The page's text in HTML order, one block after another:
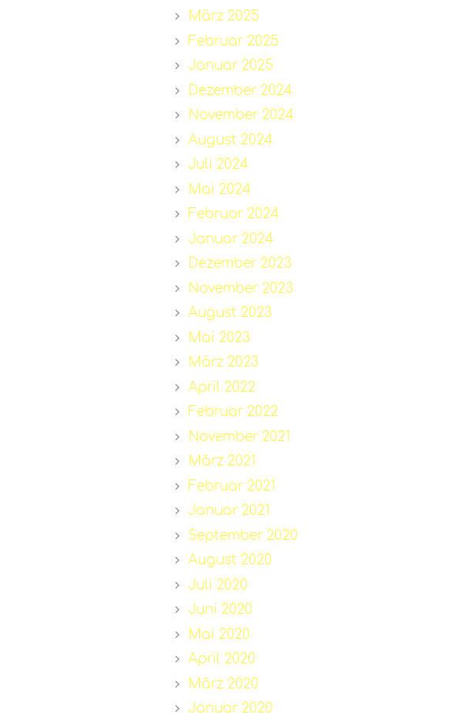
März 2025
Februar 2025
Januar 2025
Dezember 2024
November 2024
August 2024
Juli 2024
Mai 2024
Februar 2024
Januar 2024
Dezember 2023
November 2023
August 2023
Mai 2023
März 2023
April 2022
Februar 2022
November 2021
März 2021
Februar 2021
Januar 2021
September 2020
August 2020
Juli 2020
Juni 2020
Mai 2020
April 2020
März 2020
Januar 2020